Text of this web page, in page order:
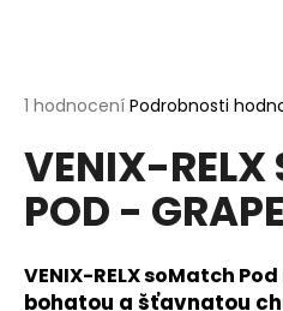
Průměrné
produktu
je
5,0
hvězdiček.
1 hodnocení Podrobnosti
VENIX-RELX
POD -
VENIX-RELX soMatch
bohatou a šťavnatou
í
t
?
HLEDAT